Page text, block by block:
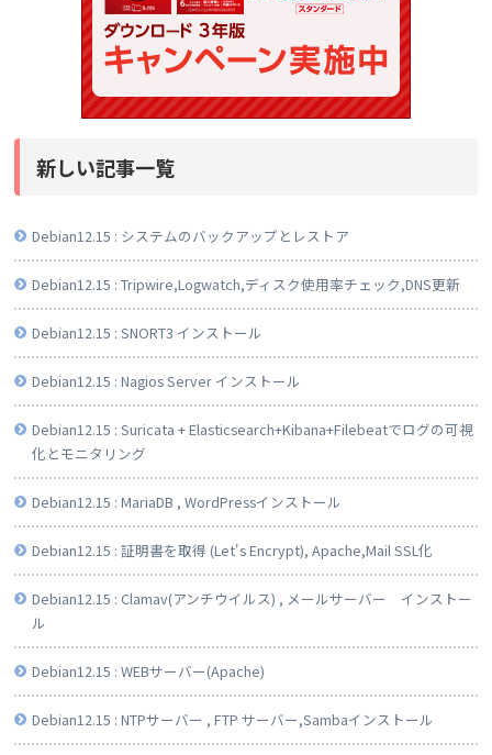
新しい記事一覧
Debian12.15 : システムのバックアップとレストア
Debian12.15 : Tripwire,Logwatch,ディスク使用率チェック,DNS更新
Debian12.15 : SNORT3 インストール
Debian12.15 : Nagios Server インストール
Debian12.15 : Suricata + Elasticsearch+Kibana+Filebeatでログの可視
化とモニタリング
Debian12.15 : MariaDB , WordPressインストール
Debian12.15 : 証明書を取得 (Let's Encrypt), Apache,Mail SSL化
Debian12.15 : Clamav(アンチウイルス) , メールサーバー インストー
ル
Debian12.15 : WEBサーバー(Apache)
Debian12.15 : NTPサーバー , FTP サーバー,Sambaインストール